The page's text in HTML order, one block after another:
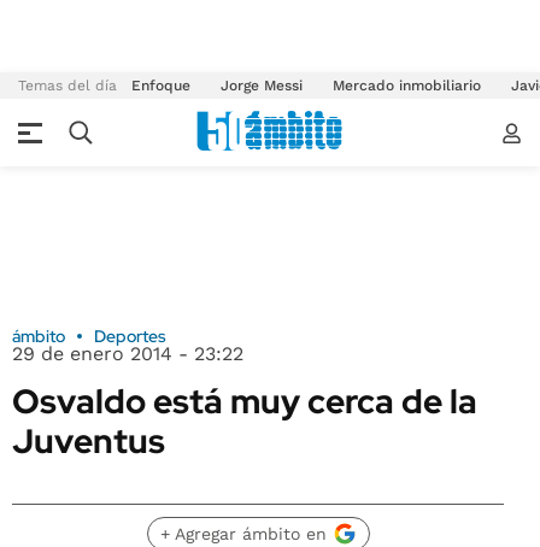
Temas del día Enfoque Jorge Messi Mercado inmobiliario
ámbito Deportes
29 de enero 2014 - 23:22
Osvaldo está muy cerca de la
Juventus
+ Agregar ámbito en